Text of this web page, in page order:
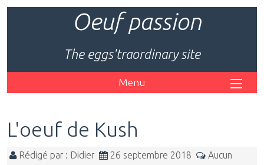
Oeuf passion
The eggs'traordinary site
Menu
L'oeuf de Kush
Rédigé par : Didier 26 septembre 2018
Aucun